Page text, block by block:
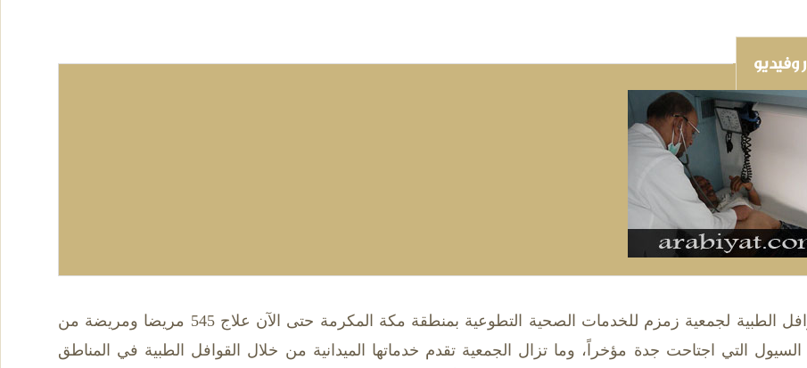
وفيديو
أنهت القوافل الطبية لجمعية زمزم للخدمات الصحية التطوعية بمنطقة مكة المكرمة حتى الآن علاج 545 مريضا ومريضة من
التي اجتاحت جدة مؤخراً، وما تزال الجمعية تقدم خدماتها الميدانية من خلال القوافل الطبية في المناطق